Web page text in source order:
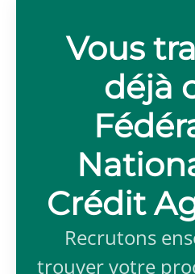
Vous
déjà
Crédit
Recrutons
trouver votre